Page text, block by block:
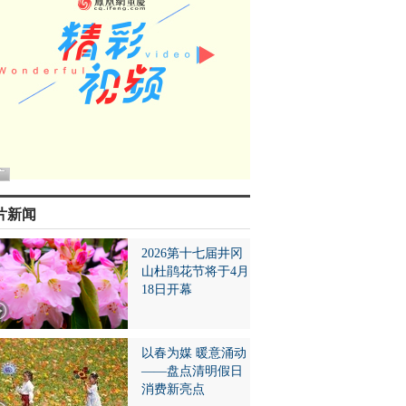
新闻
2026第十七届井冈
山杜鹃花节将于4月
18日开幕
以春为媒 暖意涌动
——盘点清明假日
消费新亮点